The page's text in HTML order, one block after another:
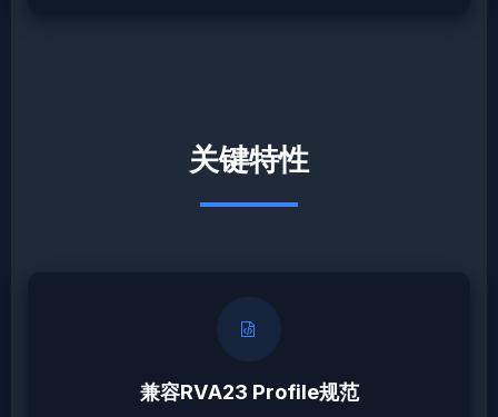
关键特性
兼容RVA23 Profile规范